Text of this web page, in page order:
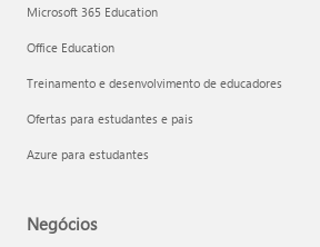
Microsoft 365 Education
Office Education
Treinamento e desenvolvimento de educadores
Ofertas para estudantes e pais
Azure para estudantes
Negócios